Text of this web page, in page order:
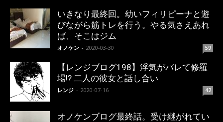
いきなり最終回。幼いフィリピーナと遊
びながら筋トレを行う。やる気さえあれ
ば、そこはジム
オノケン - 2020-03-30 59
【レンジブログ198】浮気がバレて修羅
場!? 二人の彼女と話し合い
レンジ - 2020-07-16 42
オノケンブログ最終話。受け継がれてい